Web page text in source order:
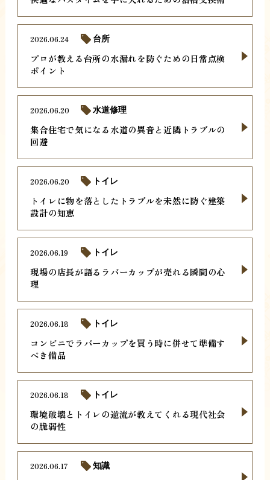
プロが教える台所の水漏れを防ぐための日常点検
ポイント
2026.06.24 台所
集合住宅で気になる水道の異音と近隣トラブルの
回避
2026.06.20 水道修理
トイレに物を落としたトラブルを未然に防ぐ建築
設計の知恵
2026.06.20 トイレ
現場の店長が語るラバーカップが売れる瞬間の心
理
2026.06.19 トイレ
コンビニでラバーカップを買う時に併せて準備す
べき備品
2026.06.18 トイレ
環境破壊とトイレの逆流が教えてくれる現代社会
の脆弱性
2026.06.18 トイレ
2026.06.17 知識